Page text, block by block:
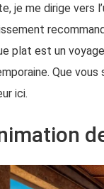
je me dirige vers
plat est un
Que
ici.